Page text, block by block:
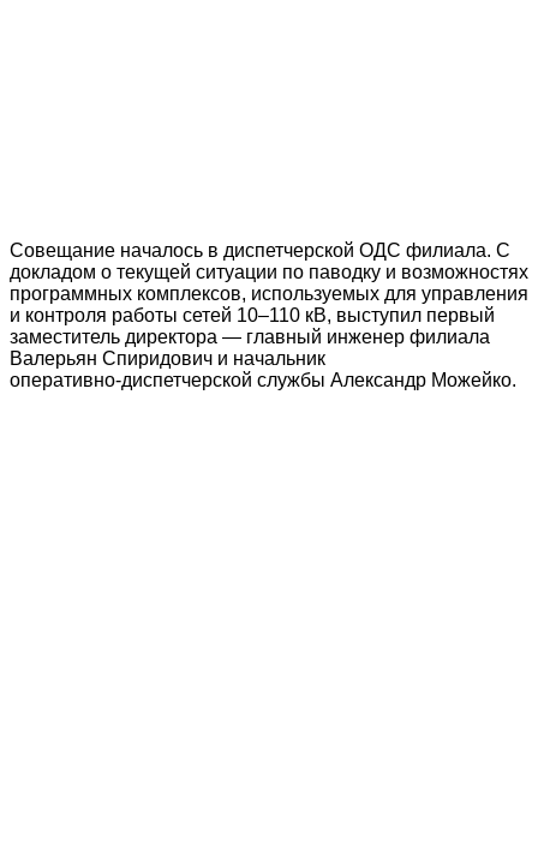
Совещание началось в диспетчерской ОДС филиала. С
докладом о текущей ситуации по паводку и возможностях
программных комплексов, используемых для управления
и контроля работы сетей 10–110 кВ, выступил первый
заместитель директора — главный инженер филиала
Валерьян Спиридович и начальник
оперативно‑диспетчерской службы Александр Можейко.